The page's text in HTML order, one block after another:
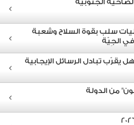
الجنوبية
سلب بقوة السلاح وشعبة
الجِيّة
تبادل الرسائل الإيجابية
من الدولة